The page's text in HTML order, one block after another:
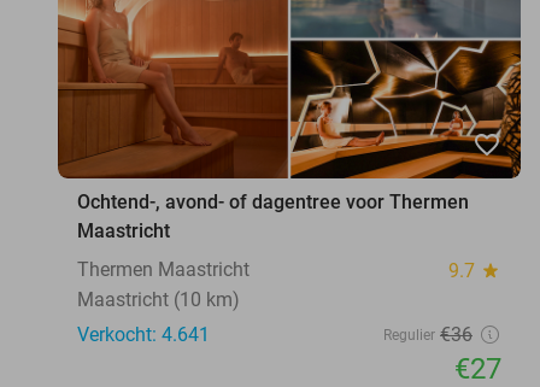
favorite_border
Ochtend-, avond- of dagentree voor Thermen
Maastricht
Thermen Maastricht
9.7 star
Maastricht (10 km)
Verkocht: 4.641
Regulier €36
€27